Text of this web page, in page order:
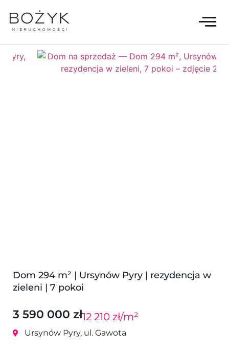
Dom 294 m² | Ursynów Pyry | rezydencja w
zieleni | 7 pokoi
3 590 000 zł12 210 zł/m²
Ursynów Pyry, ul. Gawota